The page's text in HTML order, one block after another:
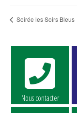
Soirée les Soirs Bleus
Nous contacter